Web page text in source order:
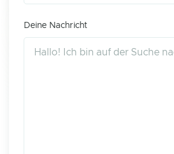
Deine Nachricht